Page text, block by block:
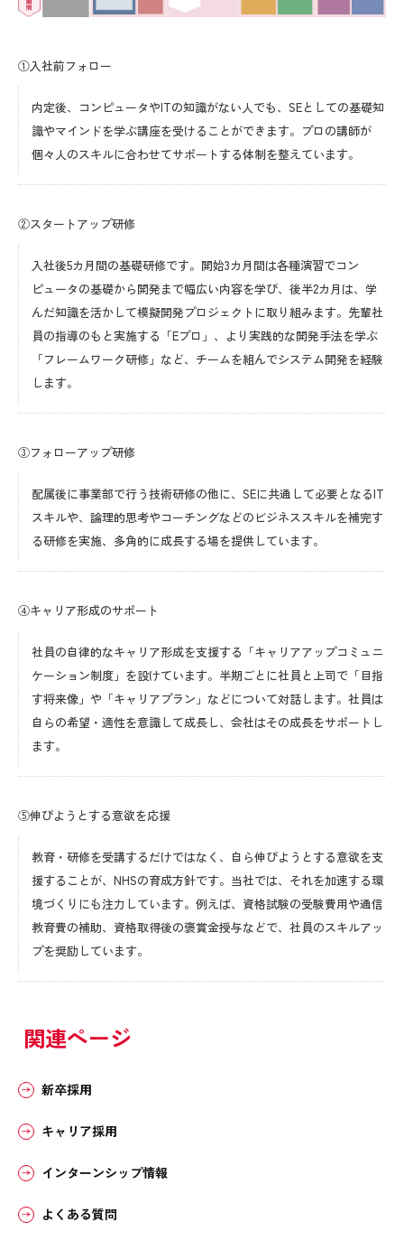
①入社前フォロー
内定後、コンピュータやITの知識がない人でも、SEとしての基礎知
識やマインドを学ぶ講座を受けることができます。プロの講師が
個々人のスキルに合わせてサポートする体制を整えています。
②スタートアップ研修
入社後5カ月間の基礎研修です。開始3カ月間は各種演習でコン
ピュータの基礎から開発まで幅広い内容を学び、後半2カ月は、学
んだ知識を活かして模擬開発プロジェクトに取り組みます。先輩社
員の指導のもと実施する「Eプロ」、より実践的な開発手法を学ぶ
「フレームワーク研修」など、チームを組んでシステム開発を経験
します。
③フォローアップ研修
配属後に事業部で行う技術研修の他に、SEに共通して必要となるIT
スキルや、論理的思考やコーチングなどのビジネススキルを補完す
る研修を実施、多角的に成長する場を提供しています。
④キャリア形成のサポート
社員の自律的なキャリア形成を支援する「キャリアアップコミュニ
ケーション制度」を設けています。半期ごとに社員と上司で「目指
す将来像」や「キャリアプラン」などについて対話します。社員は
自らの希望・適性を意識して成長し、会社はその成長をサポートし
ます。
⑤伸びようとする意欲を応援
教育・研修を受講するだけではなく、自ら伸びようとする意欲を支
援することが、NHSの育成方針です。当社では、それを加速する環
境づくりにも注力しています。例えば、資格試験の受験費用や通信
教育費の補助、資格取得後の褒賞金授与などで、社員のスキルアッ
プを奨励しています。
関連ページ
新卒採用
キャリア採用
インターンシップ情報
よくある質問